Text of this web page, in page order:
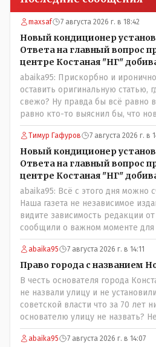
maxsaf 7 августа 2026 г. в 18:42
Новый кондиционер
Ответа на главный вопрос
центре Костаная "НГ"
abaika95: Прискорбно и
оставить оригинальную статью,
свежо? Ну правда бы всё равно
равно кто-то выяснил бы, что
установлены ПОСЛЕ смерти
вариант не нравится? Ты вообще
истории? Прискорбно и
заменили после происшествия,
пустили журналистов
хорошо, смотрите, мальчик
Тимур Гафуров 7 августа 2026 г. в
Новый кондиционер
Ответа на главный вопрос
центре Костаная "НГ"
abaika95: Всё с этого дня можно
Наша газета не независимое
видите зависимость редакции
сообщили о важном моменте
И редакция отреагировала бы
исследованием на такие вопрос
Писать "как надо" редакция не
публиковать полную и
потом продолжать тему. если
обстоятельства.
abaika95 7 августа 2026 г. в 14:11
Право города с названием
В честь основателя города
не назвали улицу и не
советской власти что за 70 лет
основателю улицу не назвать?
генерал-губернаторам улицы
знали о нем такое нехорошее? Ну
abaika95 7 августа 2026 г. в 14:07